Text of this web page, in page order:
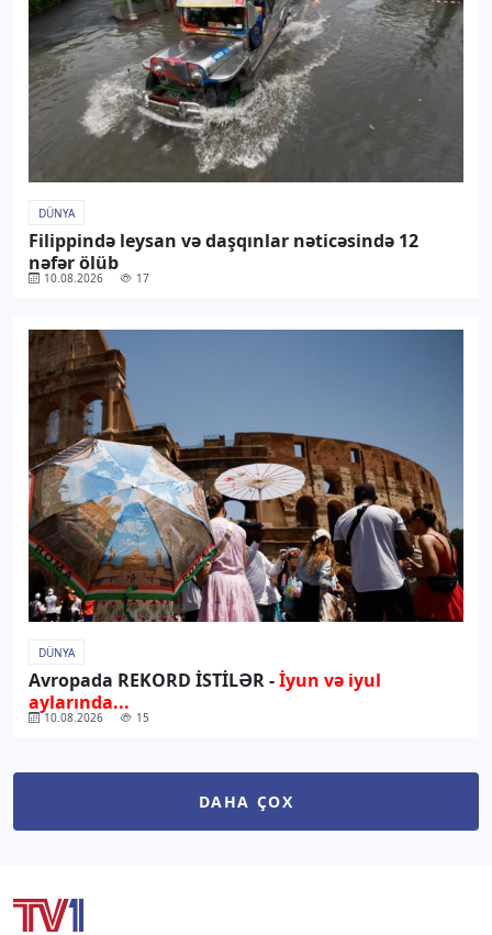
DÜNYA
Filippində leysan və daşqınlar nəticəsində 12
nəfər ölüb
10.08.2026 17
DÜNYA
Avropada REKORD İSTİLƏR -İyun və iyul
aylarında...
10.08.2026 15
DAHA ÇOX